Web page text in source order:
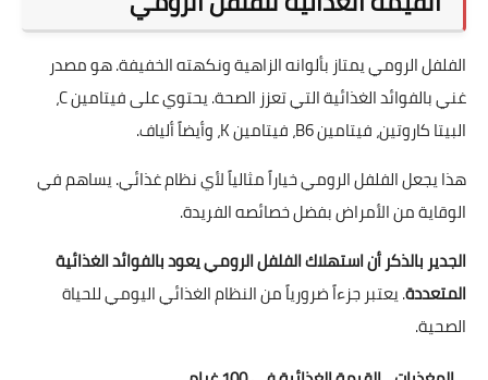
الفلفل الرومي يمتاز بألوانه الزاهية ونكهته الخفيفة. هو مصدر
غني بالفوائد الغذائية التي تعزز الصحة. يحتوي على فيتامين C،
البيتا كاروتين، فيتامين B6، فيتامين K، وأيضاً ألياف.
هذا يجعل الفلفل الرومي خياراً مثالياً لأي نظام غذائي. يساهم في
الوقاية من الأمراض بفضل خصائصه الفريدة.
الجدير بالذكر أن استهلاك الفلفل الرومي يعود بالفوائد الغذائية
المتعددة. يعتبر جزءاً ضرورياً من النظام الغذائي اليومي للحياة
الصحية.